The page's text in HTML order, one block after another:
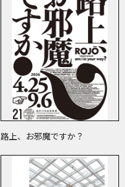
路上、お邪魔ですか？